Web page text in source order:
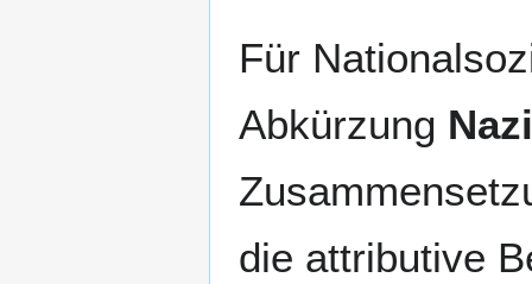
Für
Abkürzung Nazi
die attributive